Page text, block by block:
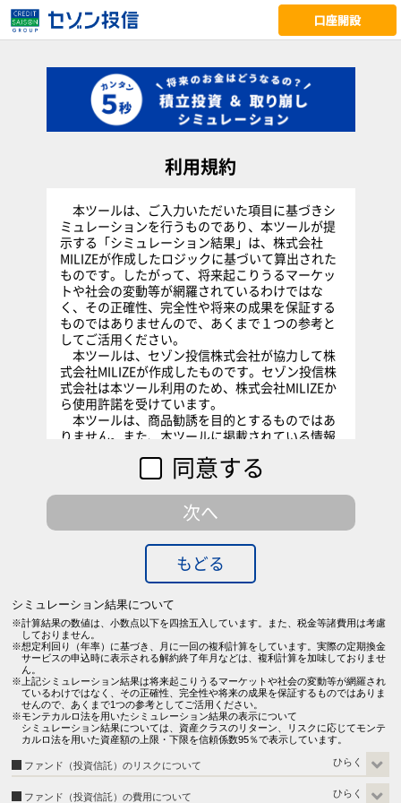
利用規約
本ツールは、ご入力いただいた項目に基づきシ
ミュレーションを行うものであり、本ツールが提
示する「シミュレーション結果」は、株式会社
MILIZEが作成したロジックに基づいて算出された
ものです。したがって、将来起こりうるマーケッ
トや社会の変動等が網羅されているわけではな
く、その正確性、完全性や将来の成果を保証する
ものではありませんので、あくまで１つの参考と
してご活用ください。
本ツールは、セゾン投信株式会社が協力して株
式会社MILIZEが作成したものです。セゾン投信株
式会社は本ツール利用のため、株式会社MILIZEか
ら使用許諾を受けています。
本ツールは、商品勧誘を目的とするものではあ
りません。また、本ツールに掲載されている情報
ン投信株式会社および株式会社MILIZEは一切責任
を負うものではありません。
本ツールに掲載されている内容に関しては、万
全を期しておりますが、セゾン投信株式会社およ
び株式会社MILIZEはその内容および情報の正確
性、完全性または適時性について保証を行ってお
らず、また、いかなる責任を持つものでもありま
本ツールに掲載されている内容は、予告なく変
更することがあります。
同意する
次へ
もどる
シミュレーション結果について
計算結果の数値は、小数点以下を四捨五入しています。また、税金等諸費用は考慮
しておりません。
想定利回り（年率）に基づき、月に一回の複利計算をしています。実際の定期換金
サービスの申込時に表示される解約終了年月などは、複利計算を加味しておりませ
ん。
上記シミュレーション結果は将来起こりうるマーケットや社会の変動等が網羅され
ているわけではなく、その正確性、完全性や将来の成果を保証するものではありま
せんので、あくまで1つの参考としてご活用ください。
モンテカルロ法を用いたシミュレーション結果の表示について
シミュレーション結果については、資産クラスのリターン、リスクに応じてモンテ
カルロ法を用いた資産額の上限・下限を信頼係数95％で表示しています。
ファンド（投資信託）のリスクについて
当社の運用、販売するセゾン・グローバルバランスファンドとセゾン資産形成
ファンド（投資信託）の費用について